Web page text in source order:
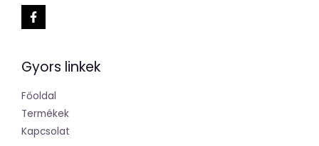
Gyors linkek
Főoldal
Termékek
Kapcsolat